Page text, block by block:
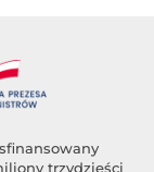
trzydzieści